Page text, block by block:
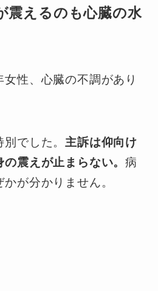
震えるのも心臓の水
性、心臓の不調があり
でした。 主訴は仰向け
の震えが止まらない。病
が分かりません。